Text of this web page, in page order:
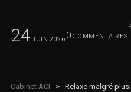
24 JUIN 2026 0 COMMENTAIRES
Cabinet ACI > Relaxe malgré